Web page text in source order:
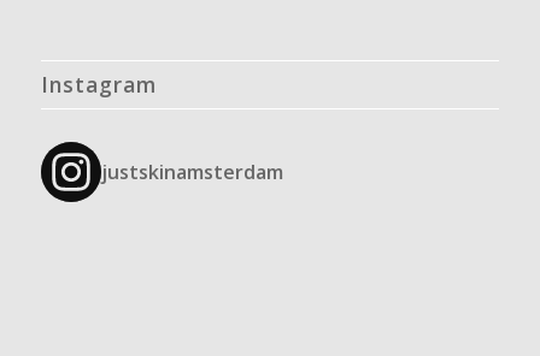
Instagram
justskinamsterdam